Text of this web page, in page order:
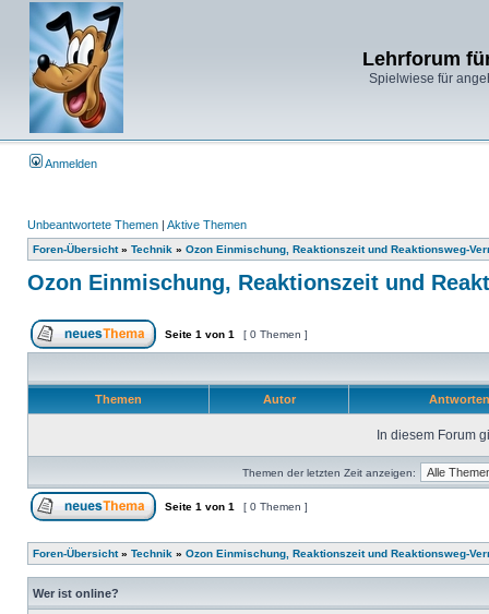
Lehrforum
Spielwiese für
Anmelden
Unbeantwortete Themen | Aktive Themen
Foren-Übersicht» Technik » Ozon Einmischung, Reaktionszeit und Reaktionsweg-
Ozon Einmischung, Reaktionszeit und
Seite 1 von 1 [ 0 Themen ]
Themen Autor
In diesem Forum
Themen der letzten Zeit anzeigen:
Seite 1 von 1 [ 0 Themen ]
Foren-Übersicht» Technik » Ozon Einmischung, Reaktionszeit und Reaktionsweg-
Wer ist online?